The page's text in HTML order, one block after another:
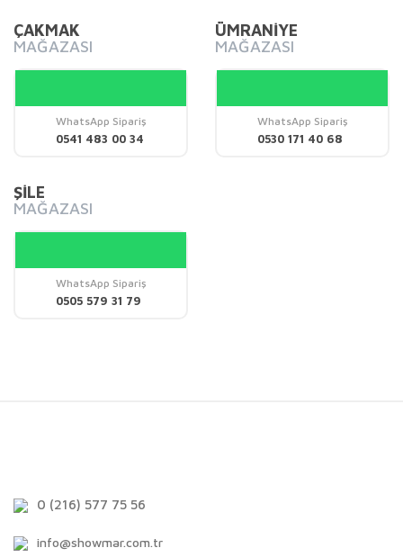
ÇAKMAK
MAĞAZASI
WhatsApp Sipariş
0541 483 00 34
ÜMRANİYE
MAĞAZASI
WhatsApp Sipariş
0530 171 40 68
ŞİLE
MAĞAZASI
WhatsApp Sipariş
0505 579 31 79
0 (216) 577 75 56
info@showmar.com.tr